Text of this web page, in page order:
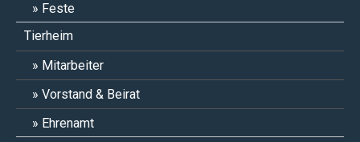
Feste
Tierheim
Mitarbeiter
Vorstand & Beirat
Ehrenamt